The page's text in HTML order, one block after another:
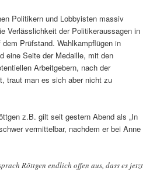
Politikern und Lobbyisten massiv
Verlässlichkeit der Politikeraussagen in
Prüfstand. Wahlkampflügen in
eine Seite der Medaille, mit den
Arbeitgebern, nach der
traut man es sich aber nicht zu
z.B. gilt seit gestern Abend als „In
vermittelbar, nachdem er bei Anne
Röttgen endlich offen aus, dass es jetzt